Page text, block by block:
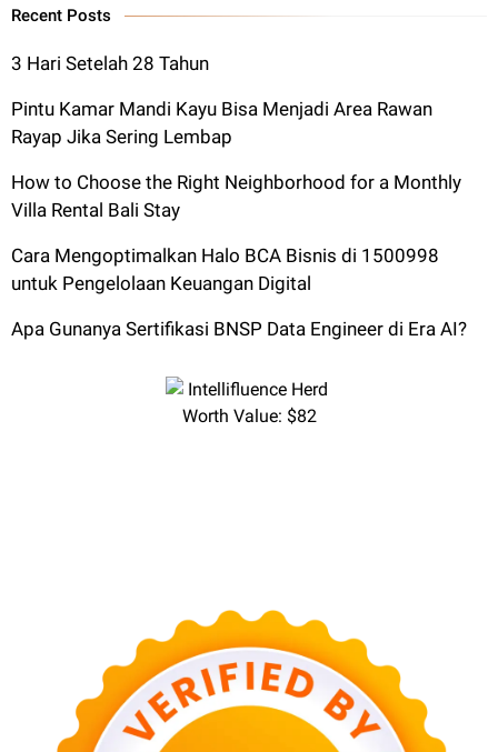
Recent Posts
3 Hari Setelah 28 Tahun
Pintu Kamar Mandi Kayu Bisa Menjadi Area Rawan
Rayap Jika Sering Lembap
How to Choose the Right Neighborhood for a Monthly
Villa Rental Bali Stay
Cara Mengoptimalkan Halo BCA Bisnis di 1500998
untuk Pengelolaan Keuangan Digital
Apa Gunanya Sertifikasi BNSP Data Engineer di Era AI?